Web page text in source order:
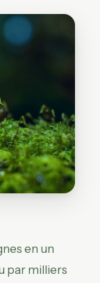
en un
par milliers